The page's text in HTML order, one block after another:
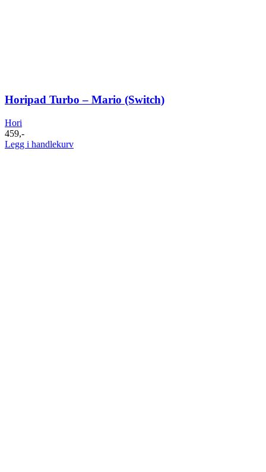
Horipad Turbo – Mario (Switch)
Hori
459,-
Legg i handlekurv